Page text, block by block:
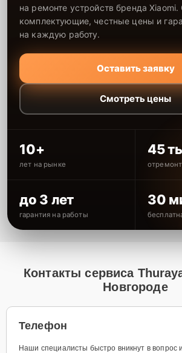
на ремонте устройств бренда
комплектующие, честные цены и
на каждую работу.
Оставить заявку
Смотреть цены
10+
лет на рынке
45
до 3 лет
гарантия на работы
30
Контакты сервиса
Новгороде
Телефон
Наши специалисты быстро вникнут в вопрос и